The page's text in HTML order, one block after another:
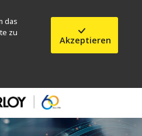
das
zu
Akzeptieren